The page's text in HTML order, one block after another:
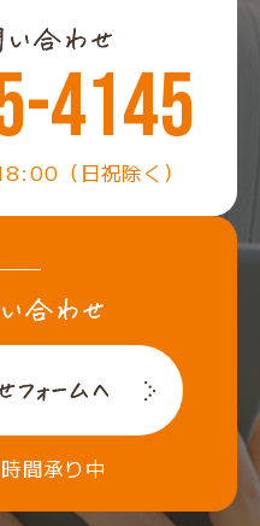
4145
（日祝除く）
間承り中